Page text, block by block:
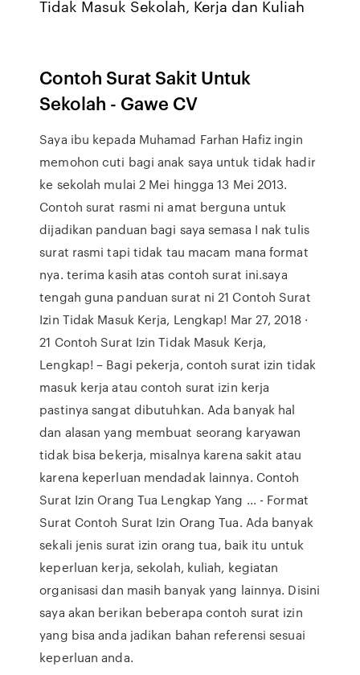
Tidak Masuk Sekolah, Kerja dan Kuliah
Contoh Surat Sakit Untuk
Sekolah - Gawe CV
Saya ibu kepada Muhamad Farhan Hafiz ingin
memohon cuti bagi anak saya untuk tidak hadir
ke sekolah mulai 2 Mei hingga 13 Mei 2013.
Contoh surat rasmi ni amat berguna untuk
dijadikan panduan bagi saya semasa I nak tulis
surat rasmi tapi tidak tau macam mana format
nya. terima kasih atas contoh surat ini.saya
tengah guna panduan surat ni 21 Contoh Surat
Izin Tidak Masuk Kerja, Lengkap! Mar 27, 2018 ·
21 Contoh Surat Izin Tidak Masuk Kerja,
Lengkap! – Bagi pekerja, contoh surat izin tidak
masuk kerja atau contoh surat izin kerja
pastinya sangat dibutuhkan. Ada banyak hal
dan alasan yang membuat seorang karyawan
tidak bisa bekerja, misalnya karena sakit atau
karena keperluan mendadak lainnya. Contoh
Surat Izin Orang Tua Lengkap Yang ... - Format
Surat Contoh Surat Izin Orang Tua. Ada banyak
sekali jenis surat izin orang tua, baik itu untuk
keperluan kerja, sekolah, kuliah, kegiatan
organisasi dan masih banyak yang lainnya. Disini
saya akan berikan beberapa contoh surat izin
yang bisa anda jadikan bahan referensi sesuai
keperluan anda.